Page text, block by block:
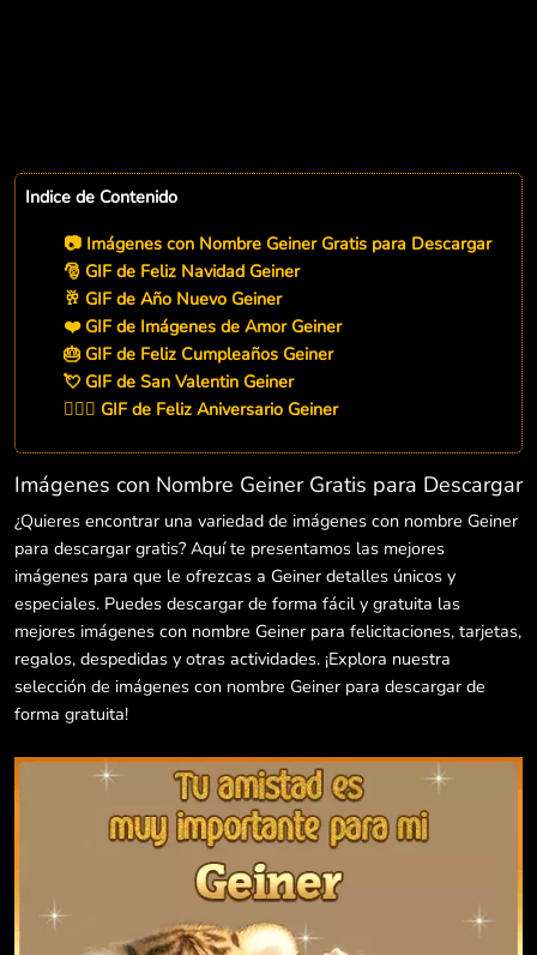
Indice de Contenido
📷 Imágenes con Nombre Geiner Gratis para Descargar
🎅 GIF de Feliz Navidad Geiner
🥂 GIF de Año Nuevo Geiner
❤️ GIF de Imágenes de Amor Geiner
🎂 GIF de Feliz Cumpleaños Geiner
💘 GIF de San Valentin Geiner
👨‍❤️‍👨 GIF de Feliz Aniversario Geiner
Imágenes con Nombre Geiner Gratis para Descargar
¿Quieres encontrar una variedad de imágenes con nombre Geiner
para descargar gratis? Aquí te presentamos las mejores
imágenes para que le ofrezcas a Geiner detalles únicos y
especiales. Puedes descargar de forma fácil y gratuita las
mejores imágenes con nombre Geiner para felicitaciones, tarjetas,
regalos, despedidas y otras actividades. ¡Explora nuestra
selección de imágenes con nombre Geiner para descargar de
forma gratuita!